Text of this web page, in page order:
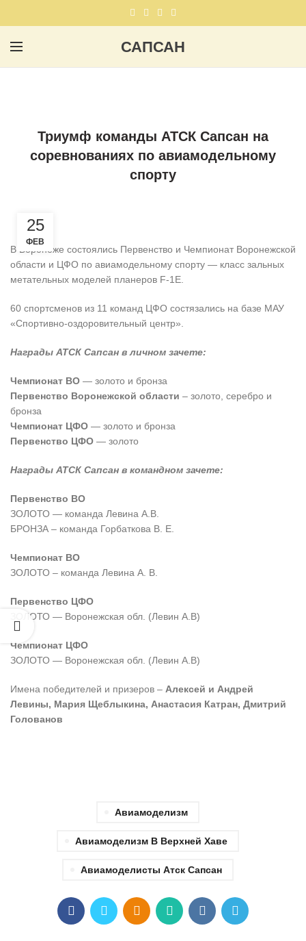
САПСАН
Триумф команды АТСК Сапсан на
соревнованиях по авиамодельному
спорту
25
ФЕВ
В Воронеже состоялись Первенство и Чемпионат Воронежской
области и ЦФО по авиамодельному спорту — класс зальных
метательных моделей планеров F-1Е.
60 спортсменов из 11 команд ЦФО состязались на базе МАУ
«Спортивно-оздоровительный центр».
Награды АТСК Сапсан в личном зачете:
Чемпионат ВО — золото и бронза
Первенство Воронежской области – золото, серебро и
бронза
Чемпионат ЦФО — золото и бронза
Первенство ЦФО — золото
Награды АТСК Сапсан в командном зачете:
Первенство ВО
ЗОЛОТО — команда Левина А.В.
БРОНЗА – команда Горбаткова В. Е.
Чемпионат ВО
ЗОЛОТО – команда Левина А. В.
Первенство ЦФО
ЗОЛОТО — Воронежская обл. (Левин А.В)
Чемпионат ЦФО
ЗОЛОТО — Воронежская обл. (Левин А.В)
Имена победителей и призеров – Алексей и Андрей
Левины, Мария Щеблыкина, Анастасия Катран, Дмитрий
Голованов
Авиамоделизм
Авиамоделизм В Верхней Хаве
Авиамоделисты Атск Сапсан